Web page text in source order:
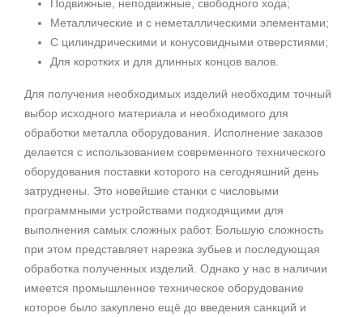
Подвижные, неподвижные, свободного хода;
Металлические и с неметаллическими элементами;
С цилиндрическими и конусовидными отверстиями;
Для коротких и для длинных концов валов.
Для получения необходимых изделий необходим точный
выбор исходного материала и необходимого для
обработки металла оборудования. Исполнение заказов
делается с использованием современного технического
оборудования поставки которого на сегодняшний день
затруднены. Это новейшие станки с числовыми
программными устройствами подходящими для
выполнения самых сложных работ. Большую сложность
при этом представляет нарезка зубьев и последующая
обработка полученных изделий. Однако у нас в наличии
имеется промышленное техническое оборудование
которое было закуплено ещё до введения санкций и